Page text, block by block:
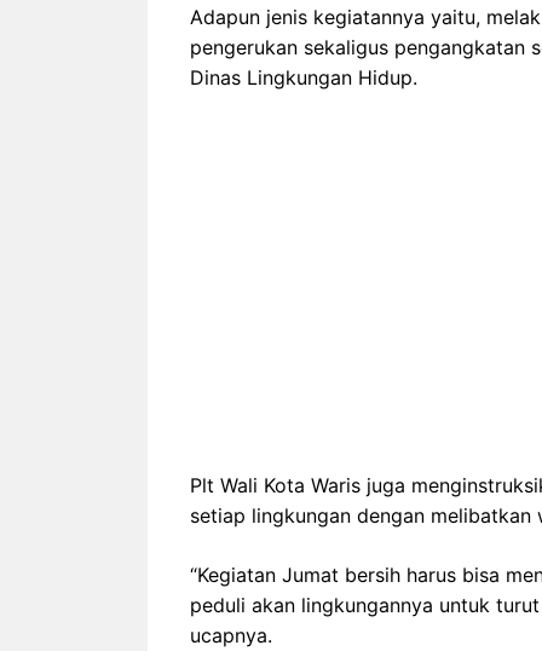
Adapun jenis kegiatannya yaitu,
pengerukan sekaligus pengangkatan
Dinas Lingkungan Hidup.
Plt Wali Kota Waris juga
setiap lingkungan dengan melibatkan
“Kegiatan Jumat bersih harus bisa
peduli akan lingkungannya untuk
ucapnya.